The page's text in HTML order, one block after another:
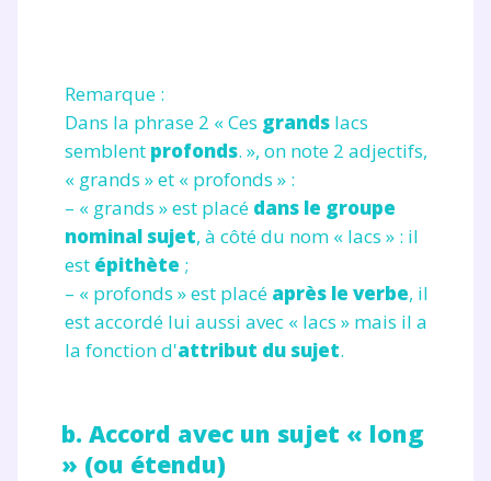
Remarque :
Dans la phrase 2 « Ces grands lacs
semblent profonds. », on note 2 adjectifs,
« grands » et « profonds » :
– « grands » est placé dans le groupe
nominal sujet, à côté du nom « lacs » : il
est épithète ;
– « profonds » est placé après le verbe, il
est accordé lui aussi avec « lacs » mais il a
la fonction d'attribut du sujet.
b. Accord avec un sujet « long
» (ou étendu)